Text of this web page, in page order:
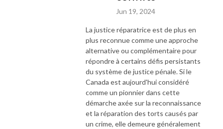
Jun 19, 2024
La justice réparatrice est de plus en
plus reconnue comme une approche
alternative ou complémentaire pour
répondre à certains défis persistants
du système de justice pénale. Si le
Canada est aujourd'hui considéré
comme un pionnier dans cette
démarche axée sur la reconnaissance
et la réparation des torts causés par
un crime, elle demeure généralement